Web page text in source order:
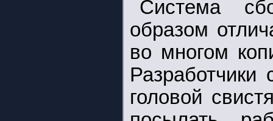
Система
образом
во многом
Разработчики
головой